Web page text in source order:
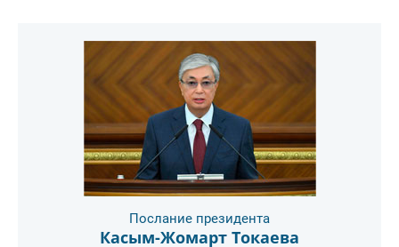
Послание президента
Касым-Жомарт Токаева